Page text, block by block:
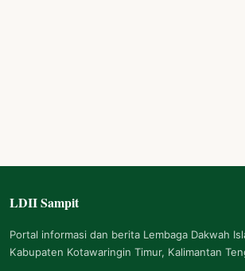
Navigasi Footer
LDII Sampit
Portal informasi dan berita Lembaga Dakwah
Kabupaten Kotawaringin Timur, Kalimantan